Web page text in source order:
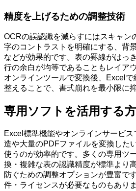
精度を上げるための調整技術
OCRの誤認識を減らすにはスキャン
字のコントラストを明確にする、背
などが効果的です。表の罫線がはっ
行の余白が均等であることもレイア
オンラインツールで変換後、Excel
整えることで、書式崩れを最小限に
専用ソフトを活用する
Excel標準機能やオンラインサービ
造や大量のPDFファイルを変換した
使うのが効率的です。多くの専用ツ
換・複雑な表の認識精度が標準より
防ぐための調整オプションが豊富で
件・ライセンスが必要なものもありま